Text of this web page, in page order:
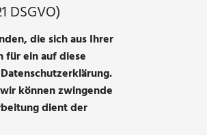
DSGVO)
die sich aus Ihrer
für ein auf diese
können zwingende
dient der